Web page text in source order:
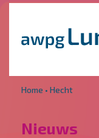
Home • Hecht
Nieuws